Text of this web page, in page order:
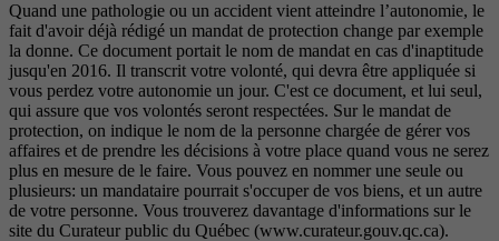
Quand une pathologie ou un accident vient atteindre l’autonomie, le
fait d'avoir déjà rédigé un mandat de protection change par exemple
la donne. Ce document portait le nom de mandat en cas d'inaptitude
jusqu'en 2016. Il transcrit votre volonté, qui devra être appliquée si
vous perdez votre autonomie un jour. C'est ce document, et lui seul,
qui assure que vos volontés seront respectées. Sur le mandat de
protection, on indique le nom de la personne chargée de gérer vos
affaires et de prendre les décisions à votre place quand vous ne serez
plus en mesure de le faire. Vous pouvez en nommer une seule ou
plusieurs: un mandataire pourrait s'occuper de vos biens, et un autre
de votre personne. Vous trouverez davantage d'informations sur le
site du Curateur public du Québec (www.curateur.gouv.qc.ca).